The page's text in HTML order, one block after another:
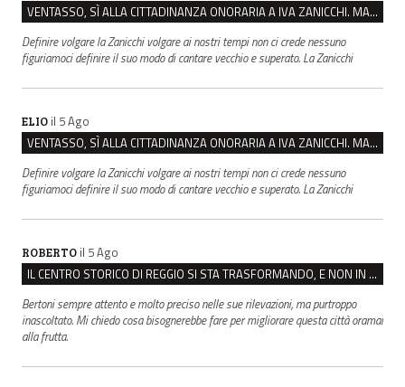
VENTASSO, SÌ ALLA CITTADINANZA ONORARIA A IVA ZANICCHI. MA BARGIACCHI: “È DI PESSIMO GUSTO”
Definire volgare la Zanicchi volgare ai nostri tempi non ci crede nessuno
figuriamoci definire il suo modo di cantare vecchio e superato. La Zanicchi
ELIO il 5 Ago
VENTASSO, SÌ ALLA CITTADINANZA ONORARIA A IVA ZANICCHI. MA BARGIACCHI: “È DI PESSIMO GUSTO”
Definire volgare la Zanicchi volgare ai nostri tempi non ci crede nessuno
figuriamoci definire il suo modo di cantare vecchio e superato. La Zanicchi
ROBERTO il 5 Ago
IL CENTRO STORICO DI REGGIO SI STA TRASFORMANDO, E NON IN MEGLIO
Bertoni sempre attento e molto preciso nelle sue rilevazioni, ma purtroppo
inascoltato. Mi chiedo cosa bisognerebbe fare per migliorare questa città oramai
alla frutta.